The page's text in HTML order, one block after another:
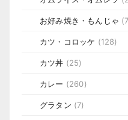
お好み焼き・もんじゃ
カツ・コロッケ (128)
カツ丼 (25)
カレー (260)
グラタン (7)